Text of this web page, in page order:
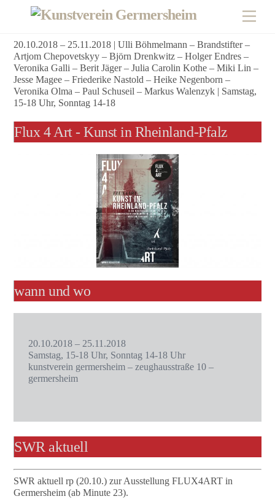
20.10.2018 – 25.11.2018 | Ulli Böhmelmann – Brandstifter –
Artjom Chepovetskyy – Björn Drenkwitz – Holger Endres –
Veronika Galli – Berit Jäger – Julia Carolin Kothe – Miki Lin –
Jesse Magee – Friederike Nastold – Heike Negenborn –
Veronika Olma – Paul Schuseil – Markus Walenzyk | Samstag,
15-18 Uhr, Sonntag 14-18
Flux 4 Art - Kunst in Rheinland-Pfalz
wann und wo
20.10.2018 – 25.11.2018
Samstag, 15-18 Uhr, Sonntag 14-18 Uhr
kunstverein germersheim – zeughausstraße 10 –
germersheim
SWR aktuell
SWR aktuell rp (20.10.) zur Ausstellung FLUX4ART in
Germersheim (ab Minute 23).